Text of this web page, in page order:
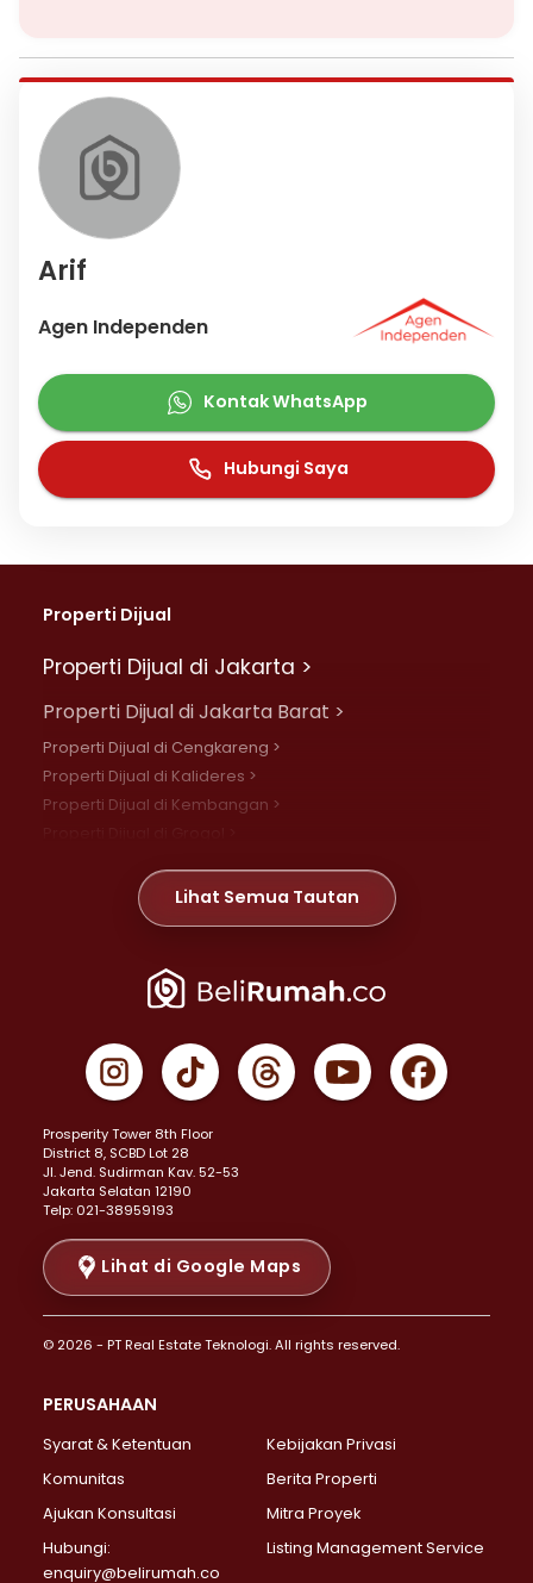
Arif
Agen Independen
Kontak WhatsApp
Hubungi Saya
Properti Dijual
Properti Dijual di Jakarta >
Properti Dijual di Jakarta Barat >
Properti Dijual di Cengkareng >
Properti Dijual di Kalideres >
Properti Dijual di Kembangan >
Properti Dijual di Meruya >
Properti Dijual di Jelambar >
Properti Dijual di Jakarta Pusat >
Properti Dijual di Gambir >
Properti Dijual di Johar Baru >
Properti Dijual di Menteng >
Properti Dijual di Senen >
Properti Dijual di Tanah Abang >
Properti Dijual di Cikini >
Properti Dijual di Kramat >
Properti Dijual di Pasar Baru >
Properti Dijual di Bendungan Hilir >
Properti Dijual di Jakarta Selatan >
Properti Dijual di Lebak Bulus >
Properti Dijual di Gandaria Selatan >
Properti Dijual di Pondok Labu >
Properti Dijual di Lenteng Agung >
Lihat Semua Tautan
Prosperity Tower 8th Floor
District 8, SCBD Lot 28
JI. Jend. Sudirman Kav. 52-53
Jakarta Selatan 12190
Telp: 021-38959193
Lihat di Google Maps
© 2026 - PT Real Estate Teknologi. All rights reserved.
PERUSAHAAN
Syarat & Ketentuan
Kebijakan Privasi
Komunitas
Berita Properti
Ajukan Konsultasi
Mitra Proyek
Hubungi:
enquiry@belirumah.co
Listing Management Service